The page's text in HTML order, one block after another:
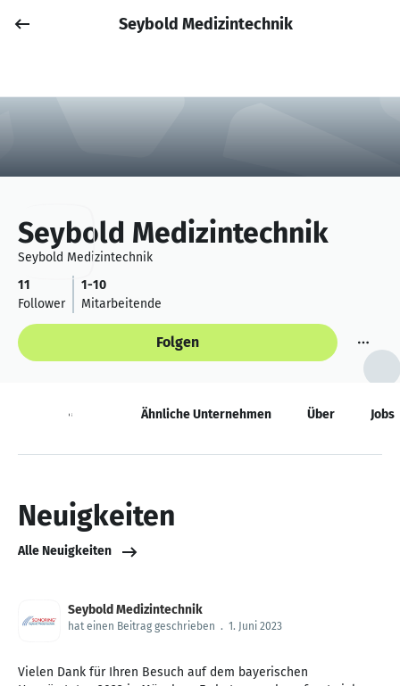
Anmelden
Seybold Medizintechnik
Seybold Medizintechnik
Seybold Medizintechnik
11
Follower
1-10
Mitarbeitende
Folgen
Neuigkeiten Ähnliche Unternehmen Über Jobs
Neuigkeiten
Alle Neuigkeiten
Seybold Medizintechnik
hat einen Beitrag geschrieben . 1. Juni 2023
Vielen Dank für Ihren Besuch auf dem bayerischen